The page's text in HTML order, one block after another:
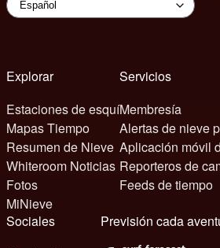
Explorar
Estaciones de esquí
Mapas Tiempo
Resumen de Nieve
Whiteroom Noticias
Fotos
MiNieve
Servicios
Membresía
Alertas de nieve
Aplicación móvil
Reporteros de
Feeds de tiempo
Sociales
Previsión cada